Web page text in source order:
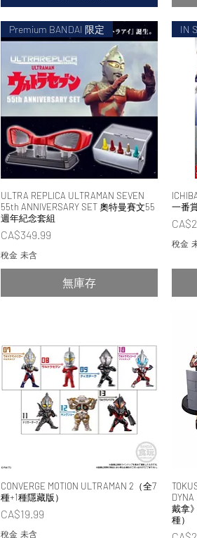
快速瀏覽
Premium BANDAI 限定
ULTRA REPLICA ULTRAMAN SEVEN
55th ANNIVERSARY SET 奧特曼賽文55
週年紀念套組
價格
CA$349.99
稅金 未含
無庫存
IN
一番
價格
稅金
快速瀏覽
CONVERGE MOTION ULTRAMAN 2（全7
種+1種隱藏版）
價格
CA$19.99
稅金 未含
戴拿
種）
價格